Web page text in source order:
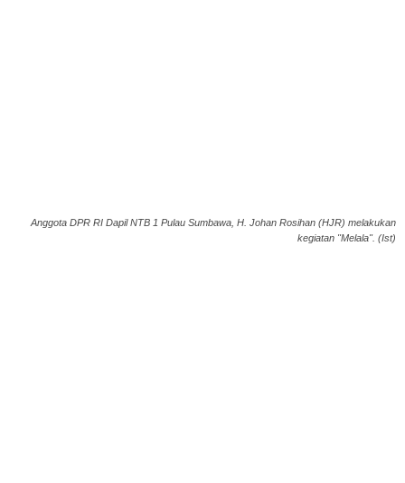
Anggota DPR RI Dapil NTB 1 Pulau Sumbawa, H. Johan Rosihan (HJR) melakukan
kegiatan "Melala". (Ist)